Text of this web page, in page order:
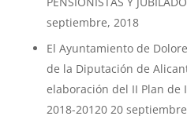
septiembre, 2018
El Ayuntamiento de
de la Diputación de
elaboración del II Plan de
2018-20120 20